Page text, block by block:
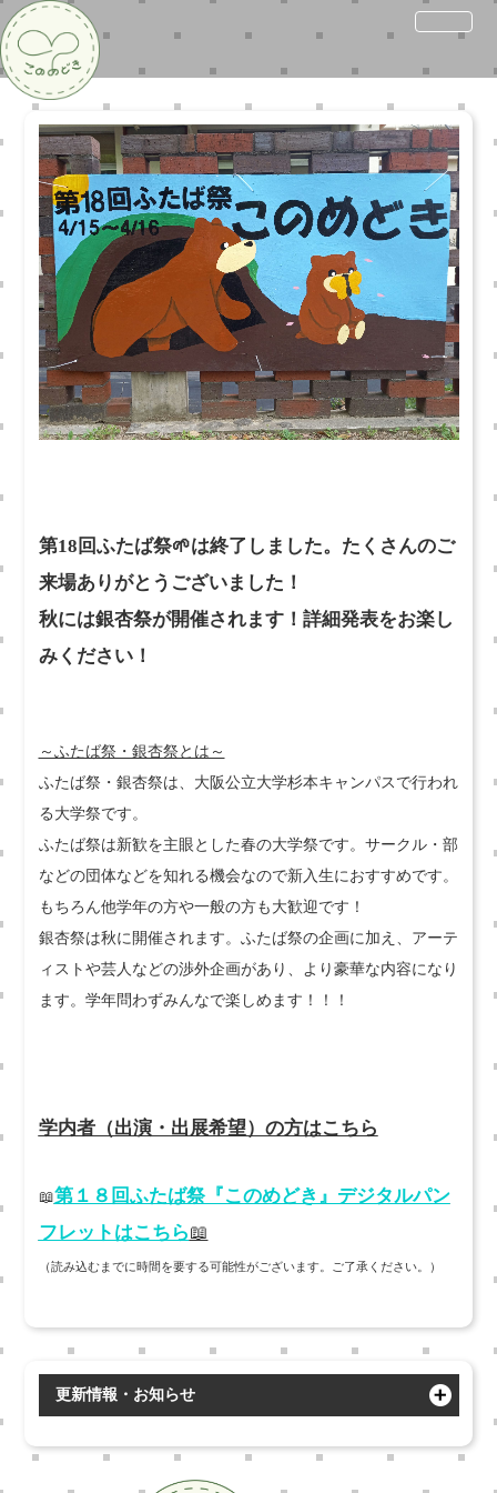
第18回ふたば祭🌱は終了しました。たくさんのご
来場ありがとうございました！
秋には銀杏祭が開催されます！詳細発表をお楽し
みください！
～ふたば祭・銀杏祭とは～
ふたば祭・銀杏祭は、大阪公立大学杉本キャンパスで行われ
る大学祭です。
ふたば祭は新歓を主眼とした春の大学祭です。サークル・部
などの団体などを知れる機会なので新入生におすすめです。
もちろん他学年の方や一般の方も大歓迎です！
銀杏祭は秋に開催されます。ふたば祭の企画に加え、アーテ
ィストや芸人などの渉外企画があり、より豪華な内容になり
ます。学年問わずみんなで楽しめます！！！
学内者（出演・出展希望）の方はこちら
📖第１８回ふたば祭『このめどき』デジタルパン
フレットはこちら📖
（読み込むまでに時間を要する可能性がございます。ご了承ください。）
更新情報・お知らせ